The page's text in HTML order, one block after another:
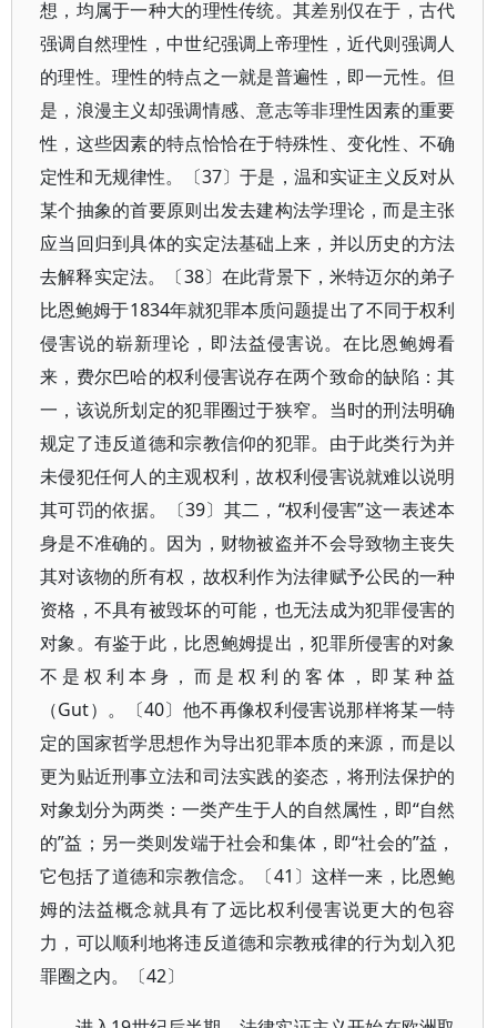
想，均属于一种大的理性传统。其差别仅在于，古代
强调自然理性，中世纪强调上帝理性，近代则强调人
的理性。理性的特点之一就是普遍性，即一元性。但
是，浪漫主义却强调情感、意志等非理性因素的重要
性，这些因素的特点恰恰在于特殊性、变化性、不确
定性和无规律性。〔37〕于是，温和实证主义反对从
某个抽象的首要原则出发去建构法学理论，而是主张
应当回归到具体的实定法基础上来，并以历史的方法
去解释实定法。〔38〕在此背景下，米特迈尔的弟子
比恩鲍姆于1834年就犯罪本质问题提出了不同于权利
侵害说的崭新理论，即法益侵害说。在比恩鲍姆看
来，费尔巴哈的权利侵害说存在两个致命的缺陷：其
一，该说所划定的犯罪圈过于狭窄。当时的刑法明确
规定了违反道德和宗教信仰的犯罪。由于此类行为并
未侵犯任何人的主观权利，故权利侵害说就难以说明
其可罚的依据。〔39〕其二，“权利侵害”这一表述本
身是不准确的。因为，财物被盗并不会导致物主丧失
其对该物的所有权，故权利作为法律赋予公民的一种
资格，不具有被毁坏的可能，也无法成为犯罪侵害的
对象。有鉴于此，比恩鲍姆提出，犯罪所侵害的对象
不是权利本身，而是权利的客体，即某种益
（Gut）。〔40〕他不再像权利侵害说那样将某一特
定的国家哲学思想作为导出犯罪本质的来源，而是以
更为贴近刑事立法和司法实践的姿态，将刑法保护的
对象划分为两类：一类产生于人的自然属性，即“自然
的”益；另一类则发端于社会和集体，即“社会的”益，
它包括了道德和宗教信念。〔41〕这样一来，比恩鲍
姆的法益概念就具有了远比权利侵害说更大的包容
力，可以顺利地将违反道德和宗教戒律的行为划入犯
罪圈之内。〔42〕